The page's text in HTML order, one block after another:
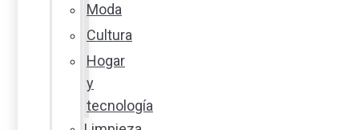
Moda
Cultura
Hogar
y
tecnología